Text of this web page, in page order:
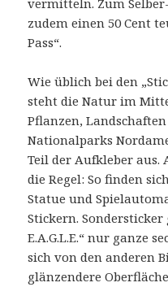
vermitteln. Zum
zudem einen 50 Cent
Pass“.
Wie üblich bei den
steht die Natur im
Pflanzen,
Nationalparks
Teil der Aufkleber aus.
die Regel: So finden
Statue und
Stickern.
E.A.G.L.E.“ nur ganze
sich von den anderen
glänzendere